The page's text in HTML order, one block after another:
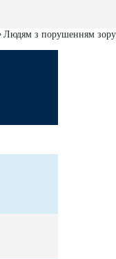
Людям з порушенням зору